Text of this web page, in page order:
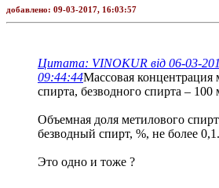
добавлено: 09-03-2017, 16:03:57
Цитата: VINOKUR від 06-03-
09:44:44Массовая концентрация
спирта, безводного спирта – 100
Объемная доля метилового
безводный спирт, %, не более 0,1.
Это одно и тоже ?